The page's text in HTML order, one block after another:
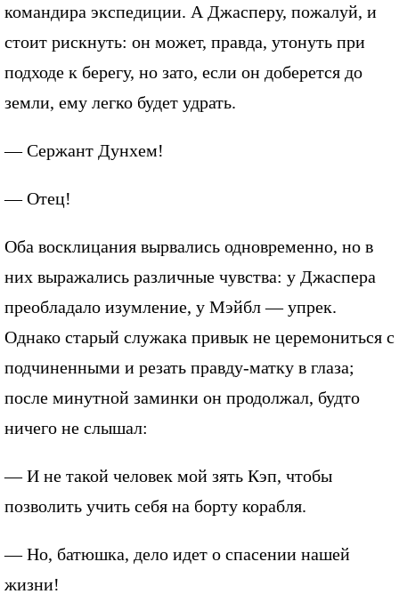
командира экспедиции. А Джасперу, пожалуй, и
стоит рискнуть: он может, правда, утонуть при
подходе к берегу, но зато, если он доберется до
земли, ему легко будет удрать.
— Сержант Дунхем!
— Отец!
Оба восклицания вырвались одновременно, но в
них выражались различные чувства: у Джаспера
преобладало изумление, у Мэйбл — упрек.
Однако старый служака привык не церемониться с
подчиненными и резать правду-матку в глаза;
после минутной заминки он продолжал, будто
ничего не слышал:
— И не такой человек мой зять Кэп, чтобы
позволить учить себя на борту корабля.
— Но, батюшка, дело идет о спасении нашей
жизни!